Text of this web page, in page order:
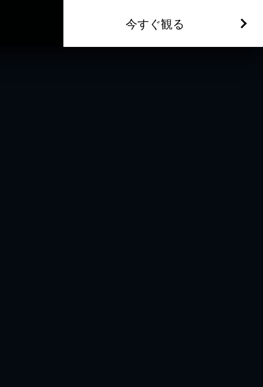
今すぐ観る